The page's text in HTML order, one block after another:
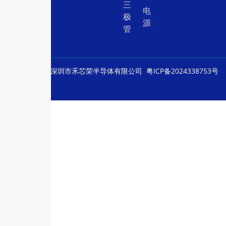
三
极
管
电
源
深圳市禾芯荣半导体有限公司 粤ICP备2024338753号